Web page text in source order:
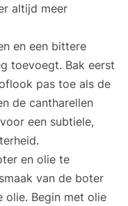
altijd meer
en een bittere
toevoegt. Bak eerst
pas toe als de
de cantharellen
een subtiele,
en olie te
van de boter
olie. Begin met olie